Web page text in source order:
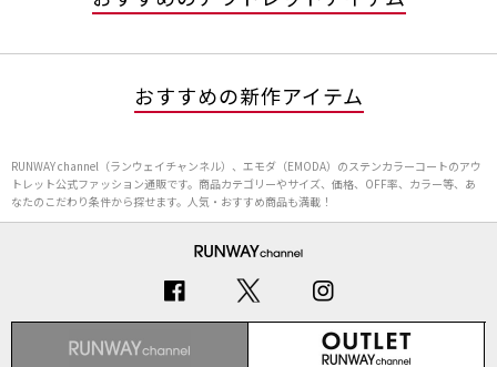
おすすめの新作アイテム
RUNWAY channel（ランウェイチャンネル）、エモダ（EMODA）のステンカラーコートのアウ
トレット公式ファッション通販です。商品カテゴリーやサイズ、価格、OFF率、カラー等、あ
なたのこだわり条件から探せます。人気・おすすめ商品も満載！